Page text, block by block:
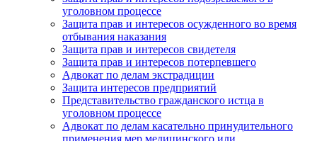
уголовном процессе
Защита прав и интересов осужденного во время
отбывания наказания
Защита прав и интересов свидетеля
Защита прав и интересов потерпевшего
Адвокат по делам экстрадиции
Защита интересов предприятий
Представительство гражданского истца в
уголовном процессе
Адвокат по делам касательно принудительного
применения мер медицинского или